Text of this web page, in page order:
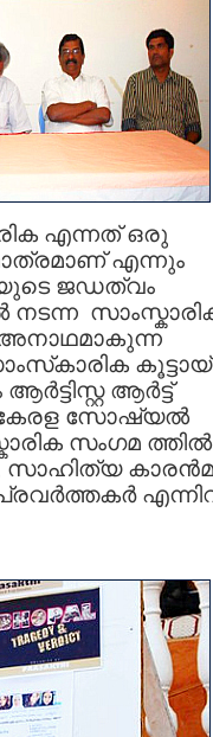
എന്നത് ഒരു
എന്നും
ജഡത്വം
ആര്‍ട്ട്
കേരള സോഷ്യല്‍
സംഗമ ത്തില്‍
സാഹിത്യ